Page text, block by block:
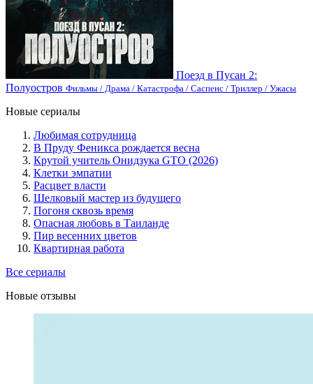
Поезд в Пусан 2:
Полуостров Фильмы / Драма / Катастрофа / Саспенс / Триллер / Ужасы
Новые сериалы
Любимая сотрудница
В Пруду Феникса рождается весна
Крутой учитель Онидзука GTO (2026)
Клетки эмпатии
Расцвет власти
Шелковый мастер из будущего
Погоня сквозь время
Опасная любовь в Таиланде
Пир весенних цветов
Квартирная работа
Все сериалы
Новые отзывы